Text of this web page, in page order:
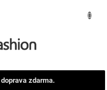
NÁKUPNÍ
zdarma.